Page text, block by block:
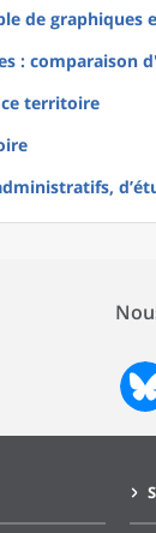
de
: comparaison
territoire